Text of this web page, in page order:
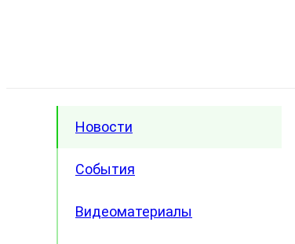
Новости
События
Видеоматериалы